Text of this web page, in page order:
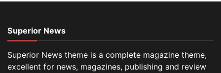
Superior News
Superior News theme is a complete magazine theme,
excellent for news, magazines, publishing and review